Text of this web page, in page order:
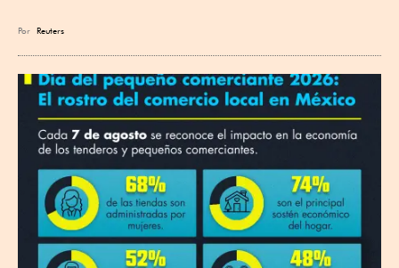
Por Reuters